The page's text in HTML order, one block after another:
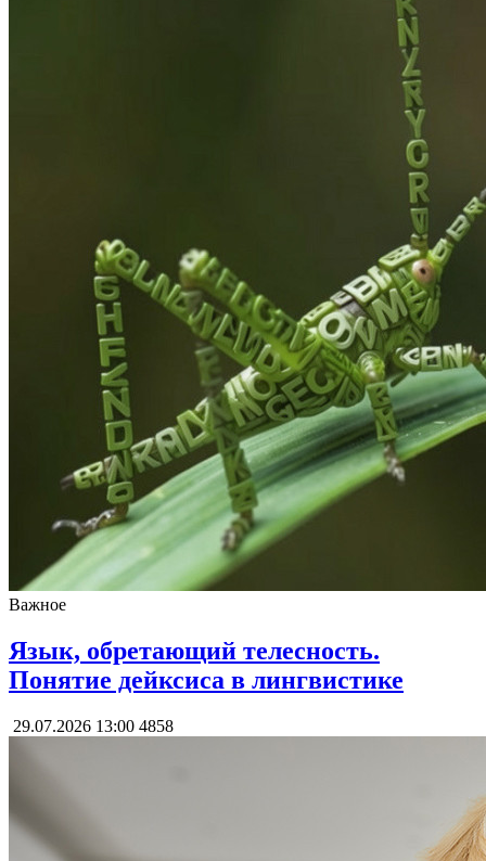
Важное
Язык, обретающий телесность.
Понятие дейксиса в лингвистике
29.07.2026 13:00 4858